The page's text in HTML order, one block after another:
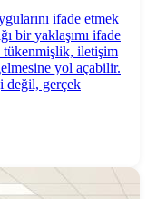
ifade etmek
bir yaklaşımı ifade
tükenmişlik, iletişim
yol açabilir.
değil, gerçek